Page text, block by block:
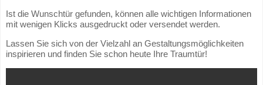
Ist die Wunschtür gefunden, können alle wichtigen Informationen
mit wenigen Klicks ausgedruckt oder versendet werden.
Lassen Sie sich von der Vielzahl an Gestaltungsmöglichkeiten
inspirieren und finden Sie schon heute Ihre Traumtür!